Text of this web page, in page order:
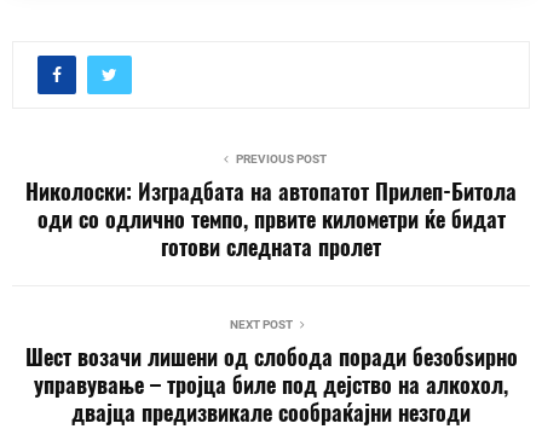
PREVIOUS POST
Николоски: Изградбата на автопатот Прилеп-Битола
оди со одлично темпо, првите километри ќе бидат
готови следната пролет
NEXT POST
Шест возачи лишени од слобода поради безобѕирно
управување – тројца биле под дејство на алкохол,
двајца предизвикале сообраќајни незгоди